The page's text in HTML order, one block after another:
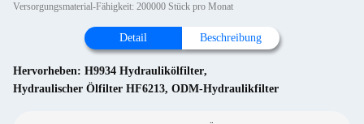
Versorgungsmaterial-Fähigkeit: 200000 Stück pro Monat
Detail Beschreibung
Hervorheben: H9934 Hydraulikölfilter,
Hydraulischer Ölfilter HF6213, ODM-Hydraulikfilter